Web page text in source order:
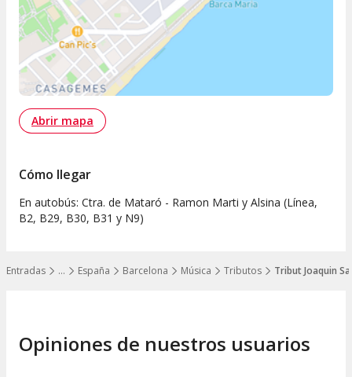
…
Mostrar todos los niveles
Entradas España Barcelona Música Tributos Tribut Joaquin
Abrir mapa
Cómo llegar
En autobús: Ctra. de Mataró - Ramon Marti y Alsina (Línea,
B2, B29, B30, B31 y N9)
Opiniones de nuestros usuarios